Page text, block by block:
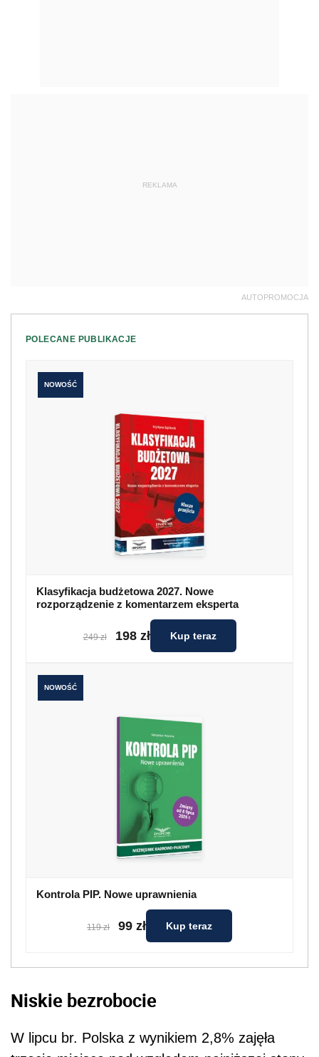
REKLAMA
AUTOPROMOCJA
POLECANE PUBLIKACJE
NOWOŚĆ
Klasyfikacja budżetowa 2027. Nowe
rozporządzenie z komentarzem eksperta
249 zł 198 zł Kup teraz
NOWOŚĆ
Kontrola PIP. Nowe uprawnienia
119 zł 99 zł Kup teraz
Niskie bezrobocie
W lipcu br. Polska z wynikiem 2,8% zajęła